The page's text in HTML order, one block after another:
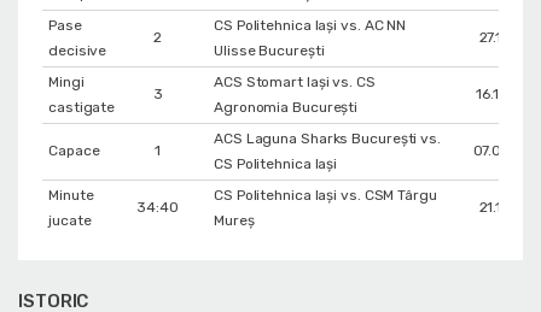
Pase
decisive
2
CS Politehnica Iași vs. AC NN
Ulisse București
Mingi
castigate
3
ACS Stomart Iași vs. CS
Agronomia București
Capace 1
ACS Laguna Sharks București vs.
CS Politehnica Iași
Minute
jucate
34:40
CS Politehnica Iași vs. CSM Târgu
Mureș
ISTORIC